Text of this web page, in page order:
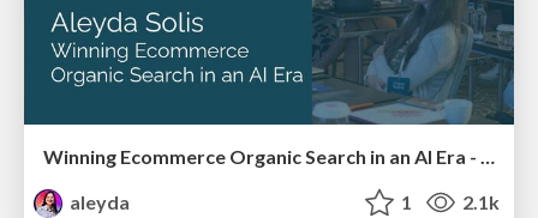
Winning Ecommerce Organic Search in an AI Era - #searchnstuff2025
aleyda
1 2.1k